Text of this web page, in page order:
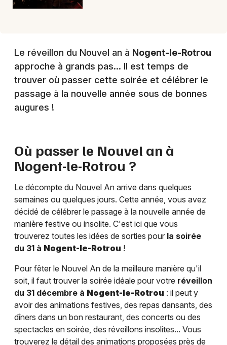
Le réveillon du Nouvel an à Nogent-le-Rotrou
approche à grands pas... Il est temps de
trouver où passer cette soirée et célébrer le
passage à la nouvelle année sous de bonnes
augures !
Où passer le Nouvel an à
Nogent-le-Rotrou ?
Le décompte du Nouvel An arrive dans quelques
semaines ou quelques jours. Cette année, vous avez
décidé de célébrer le passage à la nouvelle année de
manière festive ou insolite. C'est ici que vous
trouverez toutes les idées de sorties pour la soirée
du 31 à Nogent-le-Rotrou !
Pour fêter le Nouvel An de la meilleure manière qu'il
soit, il faut trouver la soirée idéale pour votre réveillon
du 31 décembre à Nogent-le-Rotrou : il peut y
avoir des animations festives, des repas dansants, des
dîners dans un bon restaurant, des concerts ou des
spectacles en soirée, des réveillons insolites... Vous
trouverez le détail des animations proposées près de